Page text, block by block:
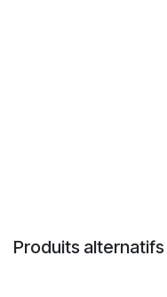
Produits alternatifs